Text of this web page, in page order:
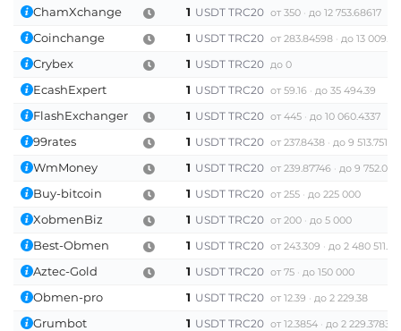
ChamXchange 1 USDT TRC20 от 350 до 12 753.68617
Coinchange 1 USDT TRC20 от 283.84598 до 13
Crybex 1 USDT TRC20 до 0
EcashExpert 1 USDT TRC20 от 59.16 до 35 494.39
FlashExchanger 1 USDT TRC20 от 445 до 10 060.4337
99rates 1 USDT TRC20 от 237.8438 до 9 513.7519
WmMoney 1 USDT TRC20 от 239.87746 до 9
Buy-bitcoin 1 USDT TRC20 от 255 до 225 000
XobmenBiz 1 USDT TRC20 от 200 до 5 000
Best-Obmen 1 USDT TRC20 от 243.309 до 2 480
Aztec-Gold 1 USDT TRC20 от 75 до 150 000
Obmen-pro 1 USDT TRC20 от 12.39 до 2 229.38
Grumbot 1 USDT TRC20 от 12.3854 до 2 229.3783